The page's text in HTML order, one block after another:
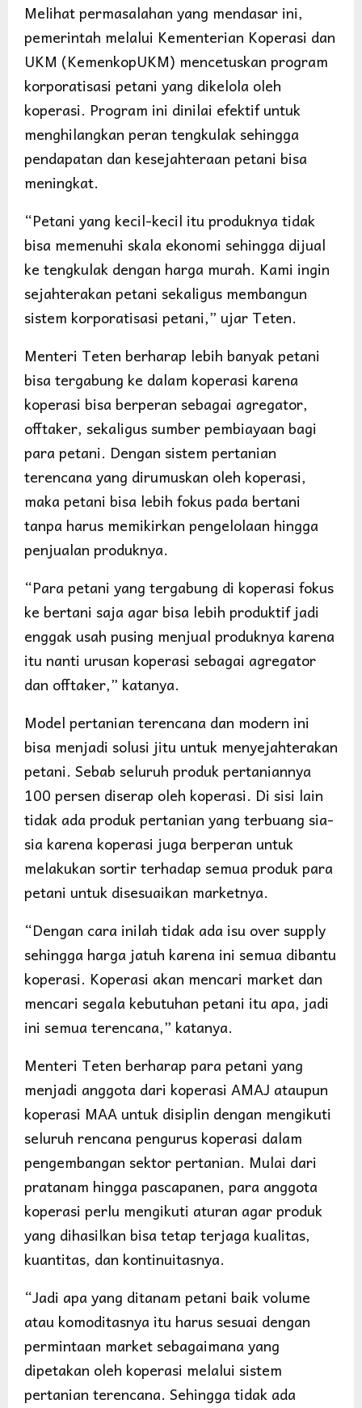
Melihat permasalahan yang mendasar ini,
pemerintah melalui Kementerian Koperasi dan
UKM (KemenkopUKM) mencetuskan program
korporatisasi petani yang dikelola oleh
koperasi. Program ini dinilai efektif untuk
menghilangkan peran tengkulak sehingga
pendapatan dan kesejahteraan petani bisa
meningkat.
“Petani yang kecil-kecil itu produknya tidak
bisa memenuhi skala ekonomi sehingga dijual
ke tengkulak dengan harga murah. Kami ingin
sejahterakan petani sekaligus membangun
sistem korporatisasi petani,” ujar Teten.
Menteri Teten berharap lebih banyak petani
bisa tergabung ke dalam koperasi karena
koperasi bisa berperan sebagai agregator,
offtaker, sekaligus sumber pembiayaan bagi
para petani. Dengan sistem pertanian
terencana yang dirumuskan oleh koperasi,
maka petani bisa lebih fokus pada bertani
tanpa harus memikirkan pengelolaan hingga
penjualan produknya.
“Para petani yang tergabung di koperasi fokus
ke bertani saja agar bisa lebih produktif jadi
enggak usah pusing menjual produknya karena
itu nanti urusan koperasi sebagai agregator
dan offtaker,” katanya.
Model pertanian terencana dan modern ini
bisa menjadi solusi jitu untuk menyejahterakan
petani. Sebab seluruh produk pertaniannya
100 persen diserap oleh koperasi. Di sisi lain
tidak ada produk pertanian yang terbuang sia-
sia karena koperasi juga berperan untuk
melakukan sortir terhadap semua produk para
petani untuk disesuaikan marketnya.
“Dengan cara inilah tidak ada isu over supply
sehingga harga jatuh karena ini semua dibantu
koperasi. Koperasi akan mencari market dan
mencari segala kebutuhan petani itu apa, jadi
ini semua terencana,” katanya.
Menteri Teten berharap para petani yang
menjadi anggota dari koperasi AMAJ ataupun
koperasi MAA untuk disiplin dengan mengikuti
seluruh rencana pengurus koperasi dalam
pengembangan sektor pertanian. Mulai dari
pratanam hingga pascapanen, para anggota
koperasi perlu mengikuti aturan agar produk
yang dihasilkan bisa tetap terjaga kualitas,
kuantitas, dan kontinuitasnya.
“Jadi apa yang ditanam petani baik volume
atau komoditasnya itu harus sesuai dengan
permintaan market sebagaimana yang
dipetakan oleh koperasi melalui sistem
pertanian terencana. Sehingga tidak ada